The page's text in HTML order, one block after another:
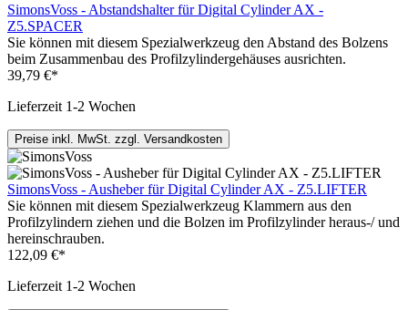
SimonsVoss - Abstandshalter für Digital Cylinder AX -
Z5.SPACER
Sie können mit diesem Spezialwerkzeug den Abstand des Bolzens
beim Zusammenbau des Profilzylindergehäuses ausrichten.
39,79 €*
Lieferzeit 1-2 Wochen
Preise inkl. MwSt. zzgl. Versandkosten
SimonsVoss - Ausheber für Digital Cylinder AX - Z5.LIFTER
Sie können mit diesem Spezialwerkzeug Klammern aus den
Profilzylindern ziehen und die Bolzen im Profilzylinder heraus-/ und
hereinschrauben.
122,09 €*
Lieferzeit 1-2 Wochen